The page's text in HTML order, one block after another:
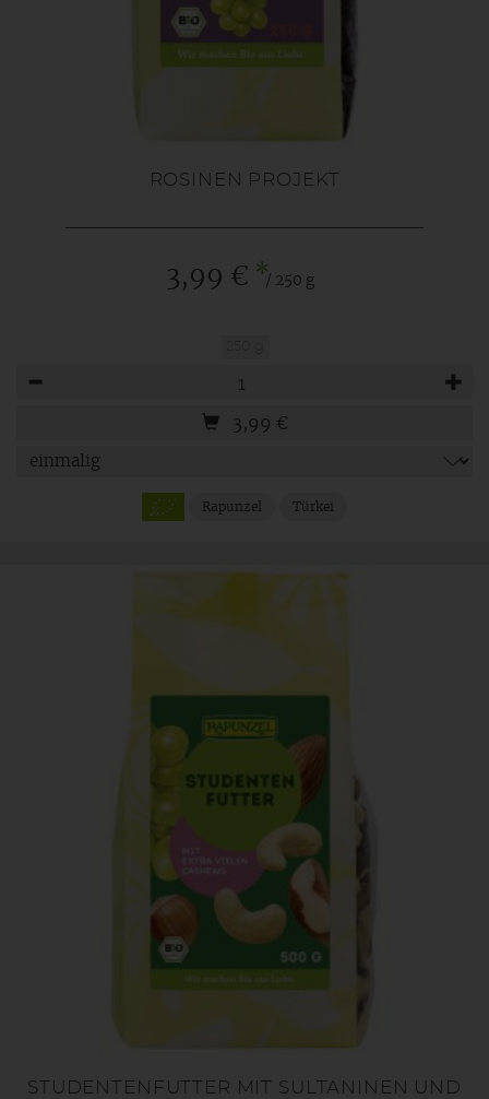
ROSINEN PROJEKT
3,99 € */ 250 g
3,99 €
Rapunzel Türkei
STUDENTENFUTTER MIT SULTANINEN UND